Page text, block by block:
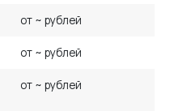
от ~ рублей
от ~ рублей
от ~ рублей